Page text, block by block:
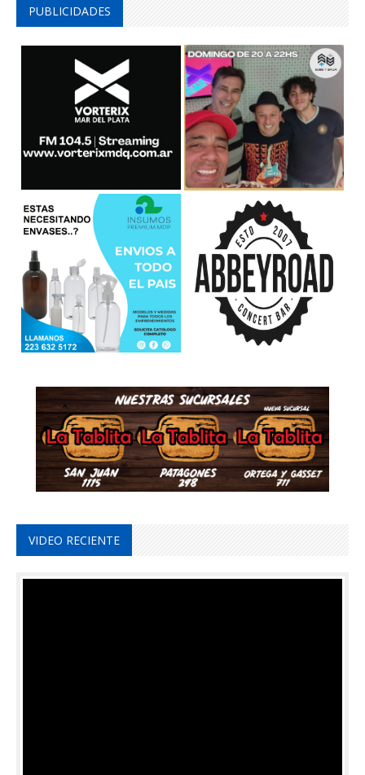
PUBLICIDADES
VIDEO RECIENTE